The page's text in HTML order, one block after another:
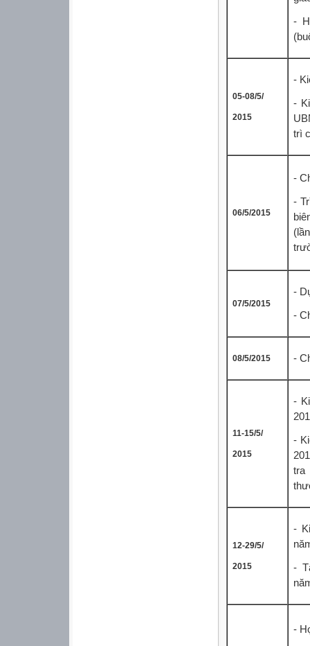
-
05-08/5/
2015
-
-
trì
06/5/2015
-
-
07/5/2015
-
-
08/5/2015 -
11-15/5/
2015
-
-
tra
12-29/5/
2015
-
-
-